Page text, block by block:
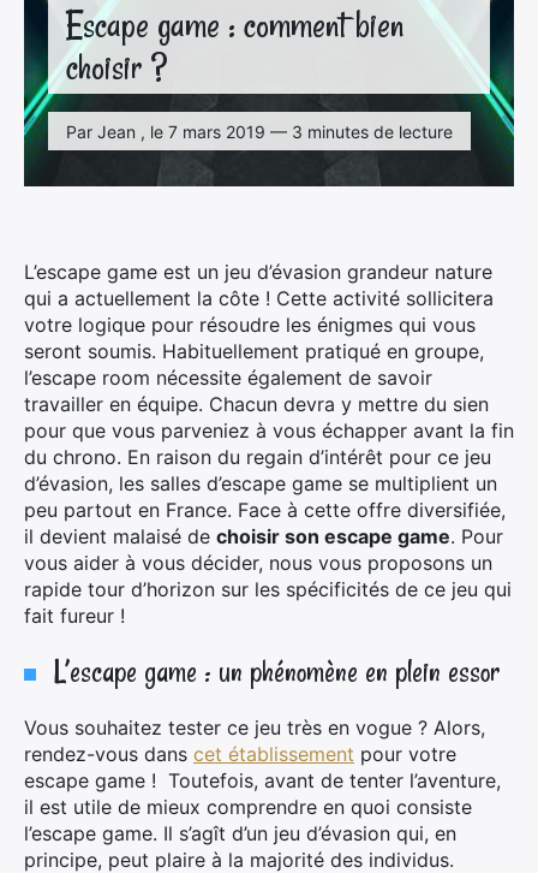
Escape game : comment bien
choisir ?
Par Jean , le 7 mars 2019 — 3 minutes de lecture
L’escape game est un jeu d’évasion grandeur nature
qui a actuellement la côte ! Cette activité sollicitera
votre logique pour résoudre les énigmes qui vous
seront soumis. Habituellement pratiqué en groupe,
l’escape room nécessite également de savoir
travailler en équipe. Chacun devra y mettre du sien
pour que vous parveniez à vous échapper avant la fin
du chrono. En raison du regain d’intérêt pour ce jeu
d’évasion, les salles d’escape game se multiplient un
peu partout en France. Face à cette offre diversifiée,
il devient malaisé de choisir son escape game. Pour
vous aider à vous décider, nous vous proposons un
rapide tour d’horizon sur les spécificités de ce jeu qui
fait fureur !
L’escape game : un phénomène en plein essor
Vous souhaitez tester ce jeu très en vogue ? Alors,
rendez-vous dans cet établissement pour votre
escape game ! Toutefois, avant de tenter l’aventure,
il est utile de mieux comprendre en quoi consiste
l’escape game. Il s’agît d’un jeu d’évasion qui, en
principe, peut plaire à la majorité des individus.